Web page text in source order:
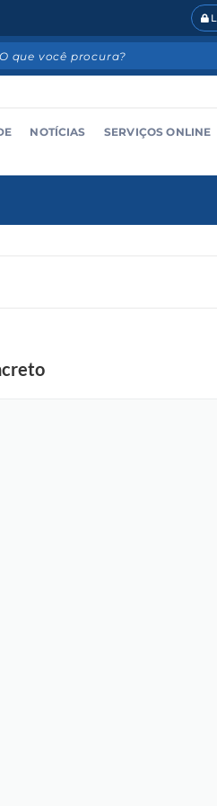
NOTÍCIAS SERVIÇOS ONLINE